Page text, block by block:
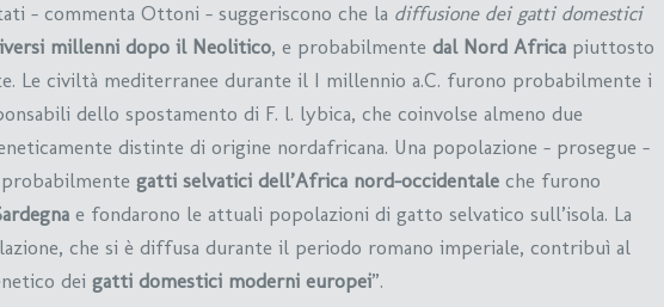
– commenta Ottoni – suggeriscono che la diffusione dei gatti domestici
millenni dopo il Neolitico, e probabilmente dal Nord Africa piuttosto
Le civiltà mediterranee durante il I millennio a.C. furono probabilmente i
dello spostamento di F. l. lybica, che coinvolse almeno due
distinte di origine nordafricana. Una popolazione – prosegue –
gatti selvatici dell’Africa nord-occidentale che furono
e fondarono le attuali popolazioni di gatto selvatico sull’isola. La
che si è diffusa durante il periodo romano imperiale, contribuì al
dei gatti domestici moderni europei”.